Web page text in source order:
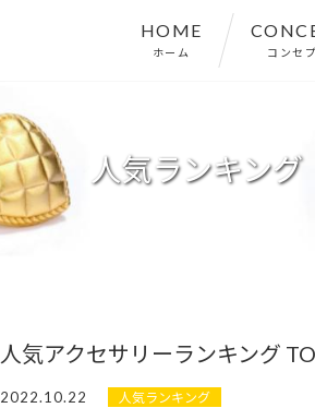
HOME
ホーム コンセ
人気ランキング
人気アクセサリーランキング
2022.10.22 人気ランキング